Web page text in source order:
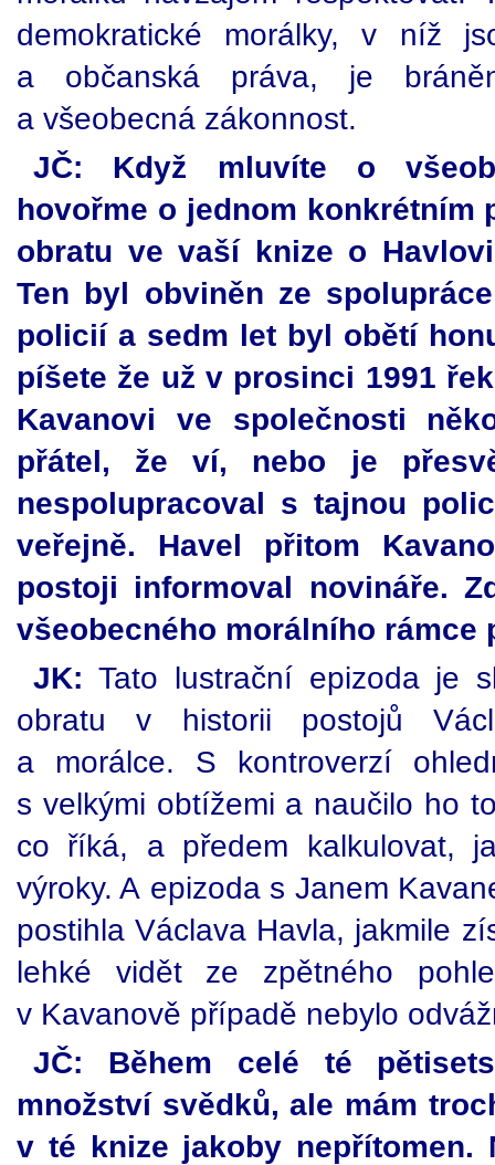
demokratické morálky, v níž
a občanská práva, je
a všeobecná zákonnost.
JČ: Když mluvíte o
hovořme o jednom konkrétním
obratu ve vaší knize o
Ten byl obviněn ze
policií a sedm let byl obětí
píšete že už v prosinci 1991
Kavanovi ve společnosti
přátel, že ví, nebo je
nespolupracoval s tajnou
veřejně. Havel přitom
postoji informoval novináře.
všeobecného morálního rámce
JK: Tato lustrační epizoda je
obratu v historii postojů
a morálce. S kontroverzí
s velkými obtížemi a naučilo ho
co říká, a předem kalkulovat,
výroky. A epizoda s Janem
postihla Václava Havla, jakmile
lehké vidět ze zpětného
v Kavanově případě nebylo
JČ: Během celé té
množství svědků, ale mám
v té knize jakoby nepřítomen.